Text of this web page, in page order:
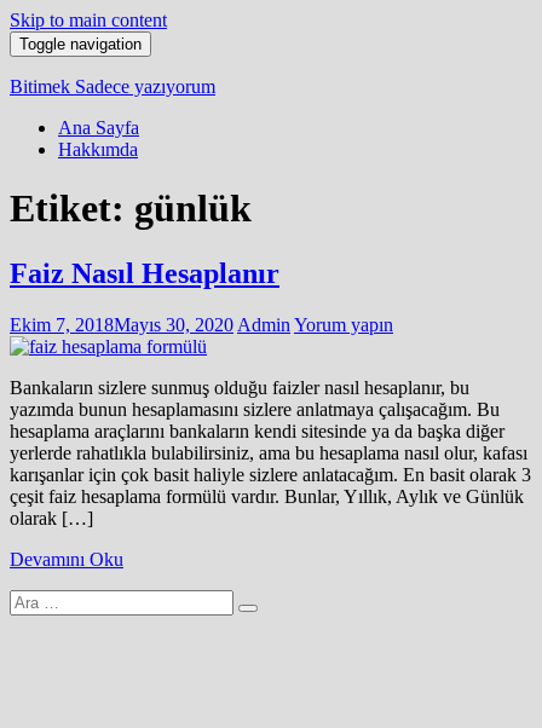
Skip to main content
Toggle navigation
Bitimek Sadece yazıyorum
Ana Sayfa
Hakkımda
Etiket: günlük
Faiz Nasıl Hesaplanır
Ekim 7, 2018Mayıs 30, 2020 Admin Yorum yapın
Bankaların sizlere sunmuş olduğu faizler nasıl hesaplanır, bu
yazımda bunun hesaplamasını sizlere anlatmaya çalışacağım. Bu
hesaplama araçlarını bankaların kendi sitesinde ya da başka diğer
yerlerde rahatlıkla bulabilirsiniz, ama bu hesaplama nasıl olur, kafası
karışanlar için çok basit haliyle sizlere anlatacağım. En basit olarak 3
çeşit faiz hesaplama formülü vardır. Bunlar, Yıllık, Aylık ve Günlük
olarak […]
Devamını Oku
Arama
yap: